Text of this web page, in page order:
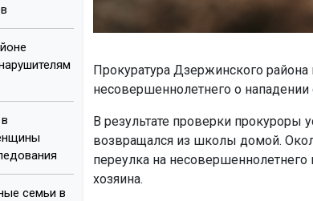
семьи в
Прокуратура Дзержинского
несовершеннолетнего о нападении
В результате проверки прокуроры
возвращался из школы домой.
переулка на несовершеннолетнего
хозяина.